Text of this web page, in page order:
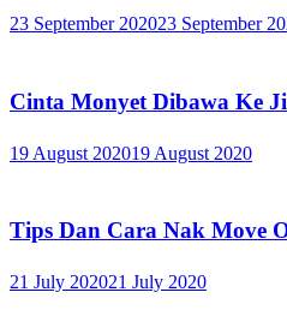
23 September 202023 September
Cinta Monyet Dibawa Ke
19 August 202019 August 2020
Tips Dan Cara Nak Move
21 July 202021 July 2020